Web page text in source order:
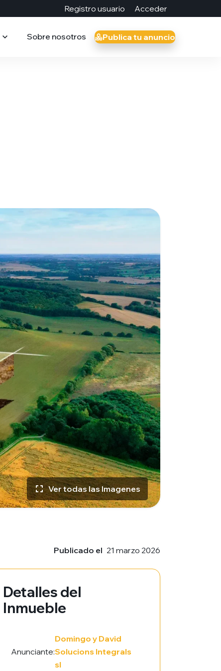
Registro usuario Acceder
Sobre nosotros Publica tu anuncio
Ver todas las Imagenes
Publicado el 21 marzo 2026
Detalles del
Inmueble
Anunciante:
Domingo y David
Solucions Integrals
sl